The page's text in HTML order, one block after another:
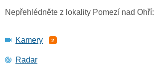
Nepřehlédněte z lokality Pomezí nad Ohří:
Kamery 2
Radar